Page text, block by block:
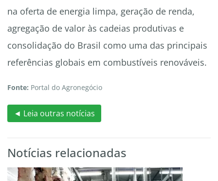
na oferta de energia limpa, geração de renda,
agregação de valor às cadeias produtivas e
consolidação do Brasil como uma das principais
referências globais em combustíveis renováveis.
Fonte: Portal do Agronegócio
◄ Leia outras notícias
Notícias relacionadas